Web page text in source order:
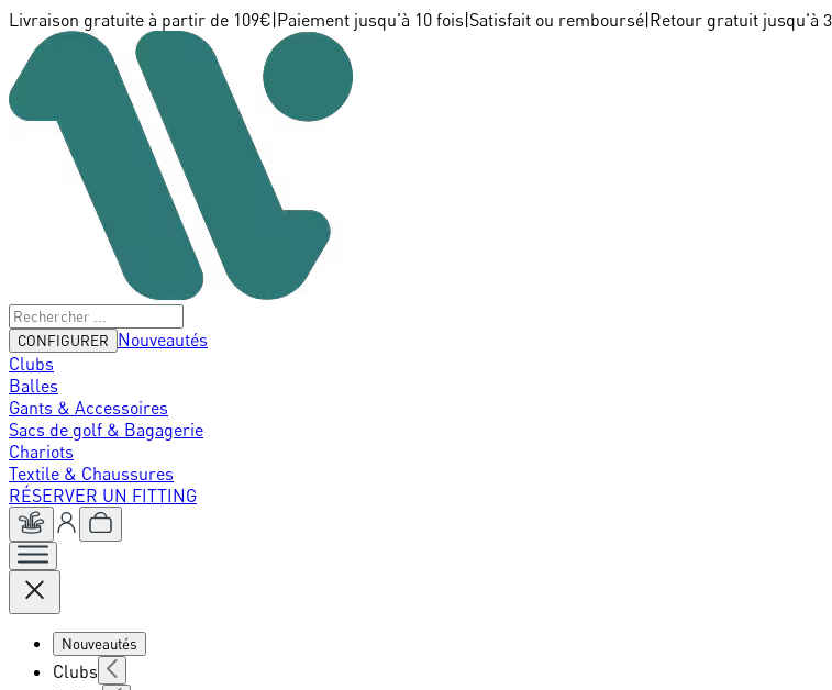
Livraison gratuite à partir de 109€ Paiement jusqu'à 10 fois Satisfait ou remboursé Retour gratuit jusqu'à
CONFIGURER
Nouveautés
Clubs
Balles
Gants & Accessoires
Sacs de golf & Bagagerie
Chariots
Textile & Chaussures
RÉSERVER UN FITTING
Nouveautés
Clubs